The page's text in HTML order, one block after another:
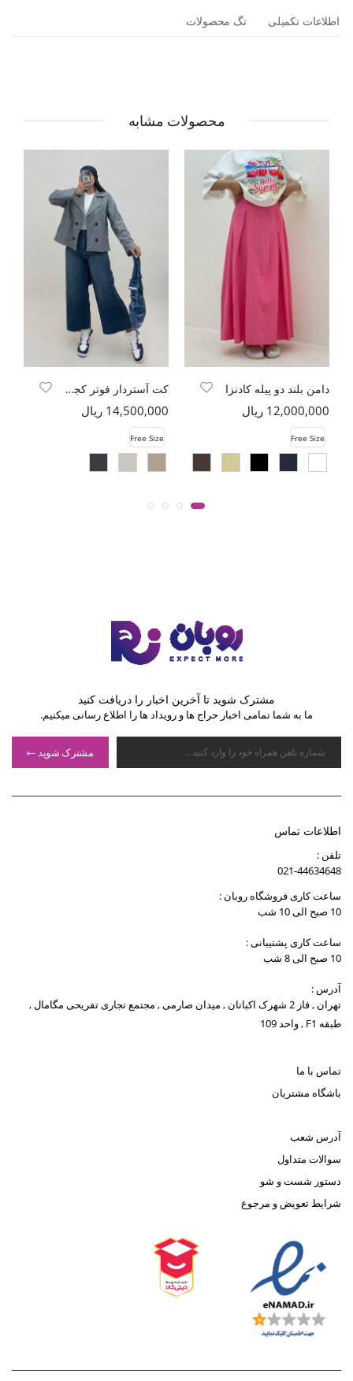
اطلاعات تکمیلی تگ محصولات
محصولات مشابه
دامن بلند دو پیله کادنزا
12,000,000 ریال
Free Size
کت آستردار فوتر کجراه چهار دکمه نوبو
14,500,000 ریال
Free Size
مشترک شوید تا آخرین اخبار را دریافت کنید
ما به شما تمامی اخبار حراج ها و رویداد ها را اطلاع رسانی میکنیم.
مشترک شوید
اطلاعات تماس
تلفن :
021-44634648
ساعت کاری فروشگاه روبان :
10 صبح الی 10 شب
ساعت کاری پشتیبانی :
10 صبح الی 8 شب
آدرس :
تهران , فاز 2 شهرک اکباتان , میدان صارمی , مجتمع تجاری تفریحی مگامال ,
طبقه F1 , واحد 109
تماس با ما
باشگاه مشتریان
آدرس شعب
سوالات متداول
دستور شست و شو
شرایط تعویض و مرجوع